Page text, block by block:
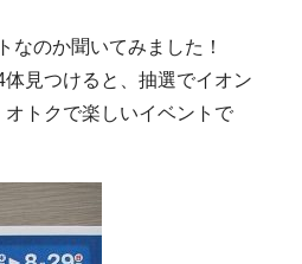
なのか聞いてみました！
見つけると、抽選でイオン
トクで楽しいイベントで